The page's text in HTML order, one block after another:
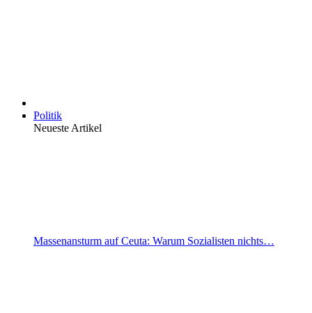
Politik
Neueste Artikel
Massenansturm auf Ceuta: Warum Sozialisten nichts…